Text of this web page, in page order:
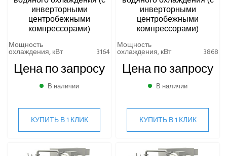
инверторными
центробежными
компрессорами)
Мощность
охлаждения, кВт 3164
Цена по запросу
В наличии
КУПИТЬ В 1 КЛИК
инверторными
центробежными
компрессорами)
Мощность
охлаждения, кВт 3868
Цена по запросу
В наличии
КУПИТЬ В 1 КЛИК